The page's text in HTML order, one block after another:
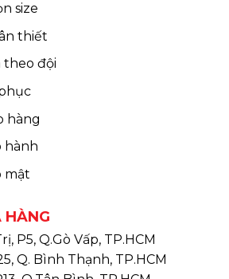
size
thiết
theo đội
hàng
hành
mật
HÀNG
P5, Q.Gò Vấp, TP.HCM
Q. Bình Thạnh, TP.HCM